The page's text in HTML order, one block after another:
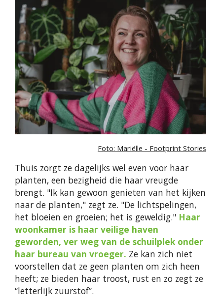
Foto: Mariëlle - Footprint Stories
Thuis zorgt ze dagelijks wel even voor haar
planten, een bezigheid die haar vreugde
brengt. "Ik kan gewoon genieten van het kijken
naar de planten," zegt ze. "De lichtspelingen,
het bloeien en groeien; het is geweldig." Haar
woonkamer is haar veilige haven
geworden, ver weg van de schuilplek onder
haar bureau van vroeger. Ze kan zich niet
voorstellen dat ze geen planten om zich heen
heeft; ze bieden haar troost, rust en zo zegt ze
“letterlijk zuurstof”.